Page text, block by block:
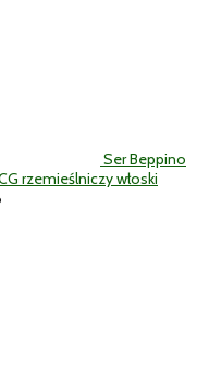
Ser Beppino
rzemieślniczy włoski